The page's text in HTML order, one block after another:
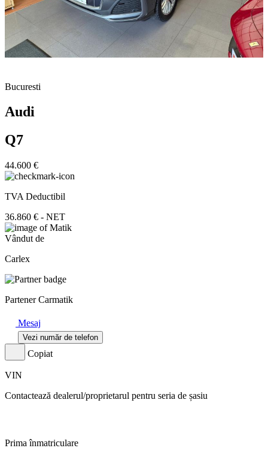
Bucuresti
Audi
Q7
44.600 €
TVA Deductibil
36.860 € - NET
Vândut de
Carlex
Partener Carmatik
Mesaj
Vezi număr de telefon
Copiat
VIN
Contactează dealerul/proprietarul pentru seria de șasiu
Prima înmatriculare